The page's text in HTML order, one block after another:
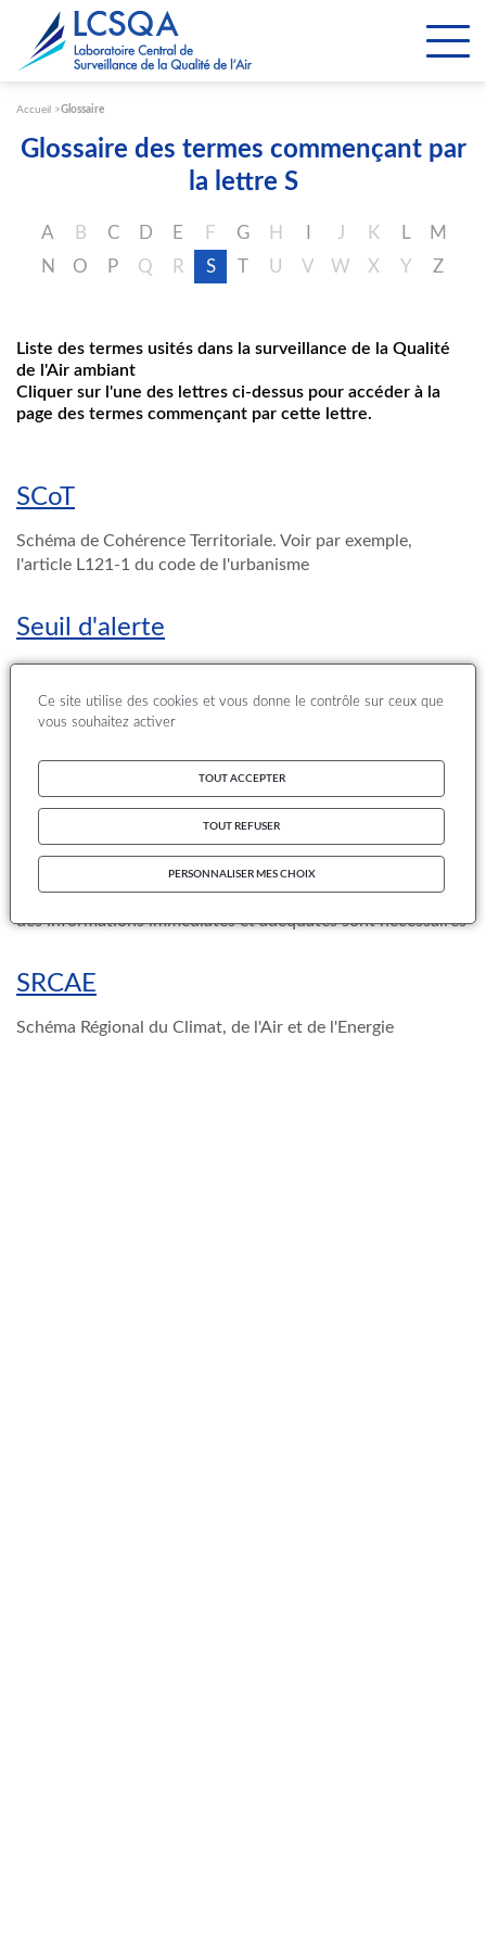
Accueil Glossaire
Glossaire des termes commençant par
la lettre S
A B C D E F G H J K L
M
N
O P Q R S U V W X Y Z
Liste des termes usités dans la surveillance de la Qualité
de l'Air ambiant
Cliquer sur l'une des lettres ci-dessus pour accéder à la
page des termes commençant par cette lettre.
SCoT
Schéma de Cohérence Territoriale. Voir par exemple,
l'article L121-1 du code de l'urbanisme
Seuil d'alerte
présente un risque pour la santé humaine de l’ensemble de
la population et à partir duquel les États membres doivent
Seuil d'information
Niveau au-delà duquel une exposition de courte durée
présente un risque pour la santé humaine des groupes
particulièrement sensibles de la population et pour lequel
des informations immédiates et adéquates sont nécessaires
SRCAE
Schéma Régional du Climat, de l'Air et de l'Energie
Paramétrer les cookies
Ce site utilise des cookies et vous donne le contrôle sur ceux que
vous souhaitez activer
TOUT ACCEPTER
TOUT REFUSER
PERSONNALISER MES CHOIX